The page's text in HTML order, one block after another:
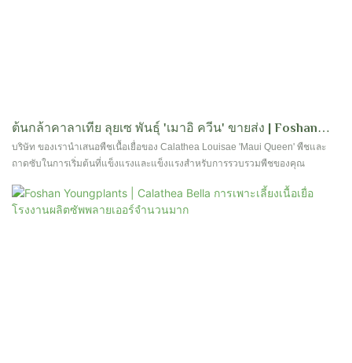
ต้นกล้าคาลาเทีย ลุยเซ พันธุ์ 'เมาอิ ควีน' ขายส่ง | Foshan
Youngplants
บริษัท ของเรานำเสนอพืชเนื้อเยื่อของ Calathea Louisae 'Maui Queen' พืชและ
ถาดซับในการเริ่มต้นที่แข็งแรงและแข็งแรงสำหรับการรวบรวมพืชของคุณ